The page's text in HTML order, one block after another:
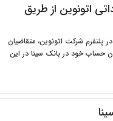
اتونوین از طریق
پلتفرم شرکت اتونوین، متقاضیان
با وکالتی کردن حساب خود در بانک سینا در این